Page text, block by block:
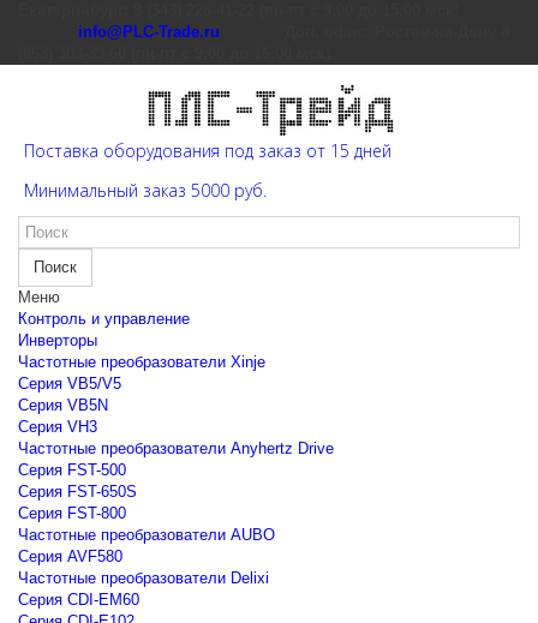
info@PLC-Trade.ru
Поставка оборудования под заказ от 15 дней
Минимальный заказ 5000 руб.
Поиск
Меню
Контроль и управление
Инверторы
Частотные преобразователи Xinje
Cерия VB5/V5
Cерия VB5N
Cерия VH3
Частотные преобразователи Anyhertz Drive
Серия FST-500
Серия FST-650S
Серия FST-800
Частотные преобразователи AUBO
Серия AVF580
Частотные преобразователи Delixi
Серия CDI-EM60